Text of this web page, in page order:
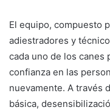
El equipo, compuesto
adiestradores y
cada uno de los canes
confianza en las
nuevamente. A través
básica,